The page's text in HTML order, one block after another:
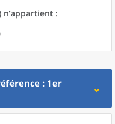
n’appartient :
: 1er